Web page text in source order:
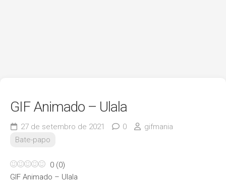
GIF Animado – Ulala
27 de setembro de 2021 0
gifmania
Bate-papo
0 (0)
GIF Animado – Ulala